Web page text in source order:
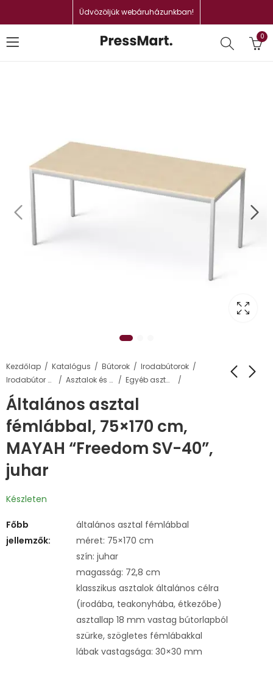
Üdvözöljük webáruházunkban!
0
Kezdőlap Katalógus Bútorok
Irodabútorok
Irodabútor család
Asztalok és elemei Egyéb asztalok
Általános asztal
fémlábbal, 75×170 cm,
MAYAH “Freedom SV-40”,
juhar
Készleten
Főbb
jellemzők:
általános asztal fémlábbal
méret: 75×170 cm
szín: juhar
magasság: 72,8 cm
klasszikus asztalok általános célra
(irodába, teakonyhába, étkezőbe)
asztallap 18 mm vastag bútorlapból
szürke, szögletes fémlábakkal
lábak vastagsága: 30×30 mm